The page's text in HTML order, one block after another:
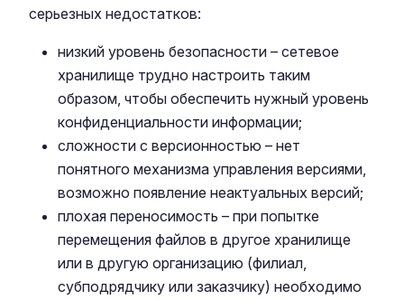
серьезных недостатков:
низкий уровень безопасности – сетевое
хранилище трудно настроить таким
образом, чтобы обеспечить нужный уровень
конфиденциальности информации;
сложности с версионностью – нет
понятного механизма управления версиями,
возможно появление неактуальных версий;
плохая переносимость – при попытке
перемещения файлов в другое хранилище
или в другую организацию (филиал,
субподрядчику или заказчику) необходимо